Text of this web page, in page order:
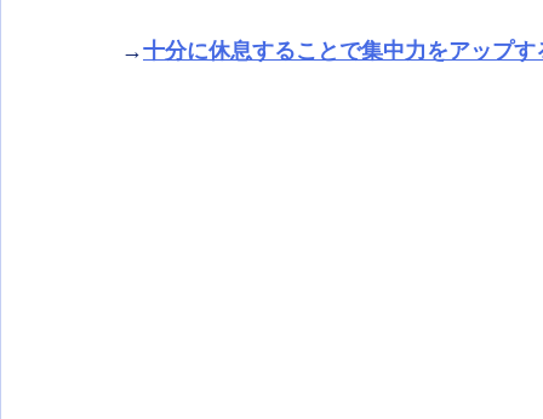
→十分に休息することで集中力をアップ